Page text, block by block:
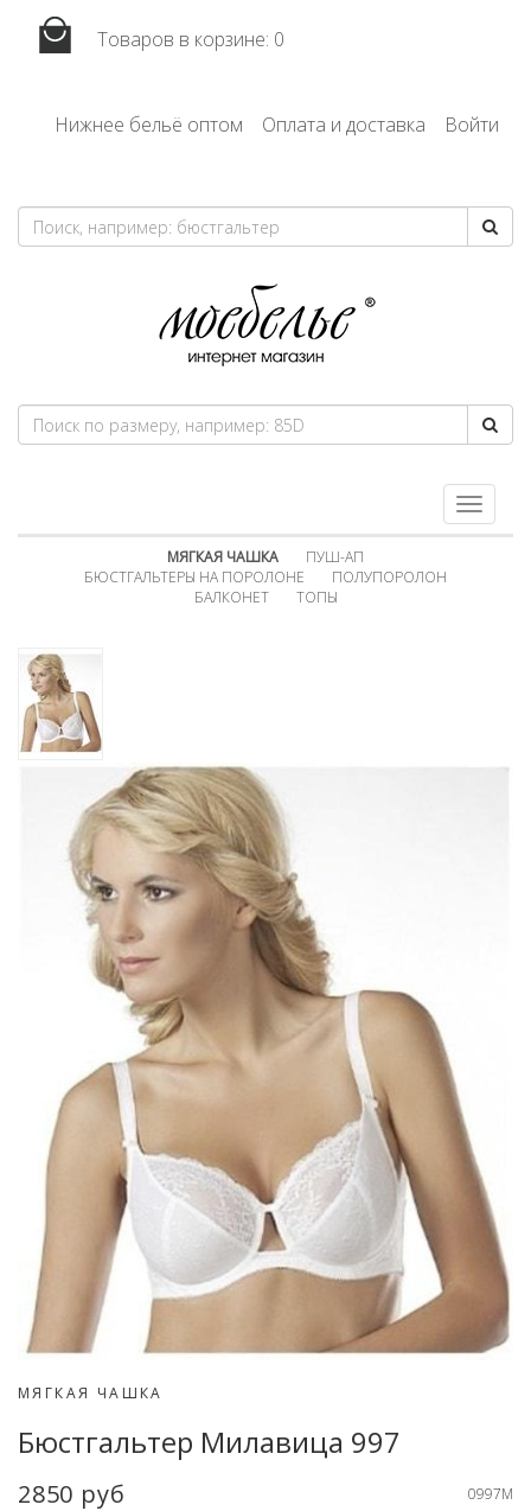
Товаров в корзине: 0
Нижнее бельё оптом Оплата и доставка Войти
Toggle
navigation
МЯГКАЯ ЧАШКА
ПУШ-АП
БЮСТГАЛЬТЕРЫ НА ПОРОЛОНЕ
ПОЛУПОРОЛОН
БАЛКОНЕТ
ТОПЫ
МЯГКАЯ ЧАШКА
Бюстгальтер Милавица 997
2850 руб 0997M